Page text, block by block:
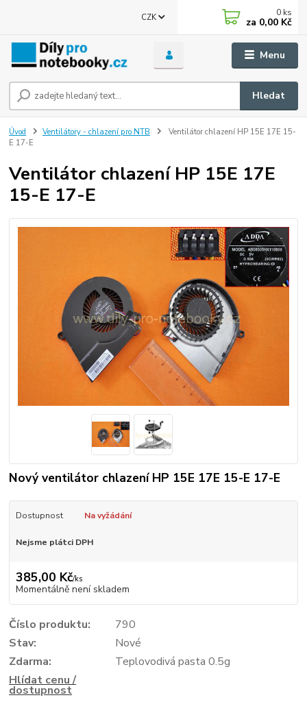
Menu
CZK
Hledat
0 ks
za 0,00 Kč
Úvod Ventilátory - chlazení pro NTB
Ventilátor chlazení HP 15E 17E 15-
E 17-E
Ventilátor chlazení HP 15E 17E
15-E 17-E
Nový ventilátor chlazení HP 15E 17E 15-E 17-E
Dostupnost Na vyžádání
Nejsme plátci DPH
385,00 Kč/ks
Momentálně není skladem
Číslo produktu:
790
Stav:
Nové
Zdarma:
Teplovodivá pasta 0.5g
Hlídat cenu /
dostupnost